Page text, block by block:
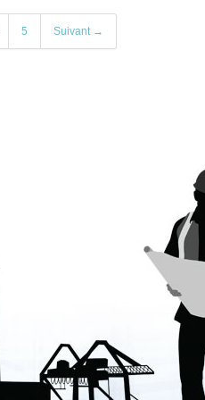
5 Suivant →